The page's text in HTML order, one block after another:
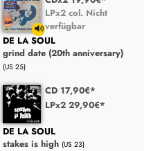
LPx2 col. Nicht
verfügbar
DE LA SOUL
grind date (20th anniversary)
(US 25)
CD 17,90€*
LPx2 29,90€*
DE LA SOUL
stakes is high (US 23)